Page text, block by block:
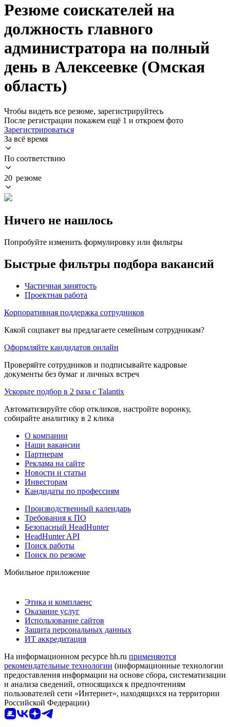
Резюме соискателей на
должность главного
администратора на полный
день в Алексеевке (Омская
область)
Чтобы видеть все резюме, зарегистрируйтесь
После регистрации покажем ещё 1 и откроем фото
Зарегистрироваться
За всё время
По соответствию
20 резюме
Ничего не нашлось
Попробуйте изменить формулировку или фильтры
Быстрые фильтры подбора вакансий
Частичная занятость
Проектная работа
Корпоративная поддержка сотрудников
Какой соцпакет вы предлагаете семейным сотрудникам?
Оформляйте кандидатов онлайн
Проверяйте сотрудников и подписывайте кадровые
документы без бумаг и личных встреч
Ускорьте подбор в 2 раза с Talantix
Автоматизируйте сбор откликов, настройте воронку,
собирайте аналитику в 2 клика
О компании
Наши вакансии
Партнерам
Реклама на сайте
Новости и статьи
Инвесторам
Кандидаты по профессиям
Производственный календарь
Требования к ПО
Безопасный HeadHunter
HeadHunter API
Поиск работы
Поиск по резюме
Мобильное приложение
Этика и комплаенс
Оказание услуг
Использование сайтов
Защита персональных данных
ИТ аккредитация
На информационном ресурсе hh.ru применяются
рекомендательные технологии (информационные технологии
предоставления информации на основе сбора, систематизации
и анализа сведений, относящихся к предпочтениям
пользователей сети «Интернет», находящихся на территории
Российской Федерации)